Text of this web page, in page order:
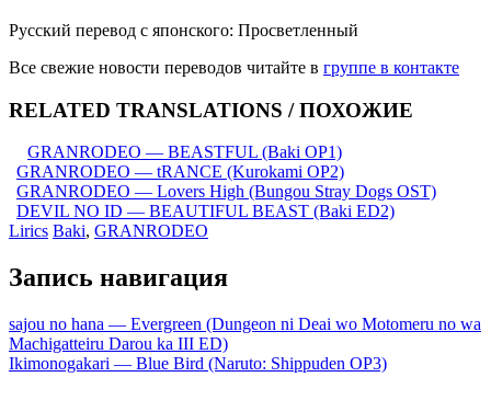
Русский перевод с японского: Просветленный
Все свежие новости переводов читайте в группе в контакте
RELATED TRANSLATIONS / ПОХОЖИЕ
GRANRODEO — BEASTFUL (Baki OP1)
GRANRODEO — tRANCE (Kurokami OP2)
GRANRODEO — Lovers High (Bungou Stray Dogs OST)
DEVIL NO ID — BEAUTIFUL BEAST (Baki ED2)
Lirics Baki, GRANRODEO
Запись навигация
sajou no hana — Evergreen (Dungeon ni Deai wo Motomeru no wa
Machigatteiru Darou ka III ED)
Ikimonogakari — Blue Bird (Naruto: Shippuden OP3)